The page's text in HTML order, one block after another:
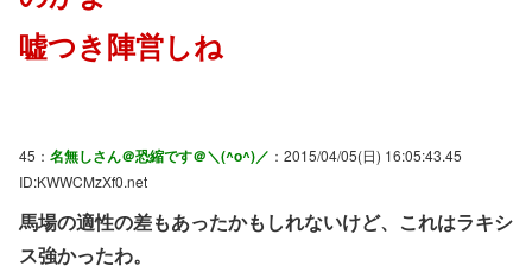
嘘つき陣営しね
45： 名無しさん＠恐縮です＠＼(^o^)／ ：2015/04/05(日) 16:05:43.45
ID:KWWCMzXf0.net
馬場の適性の差もあったかもしれないけど、これはラキシ
ス強かったわ。